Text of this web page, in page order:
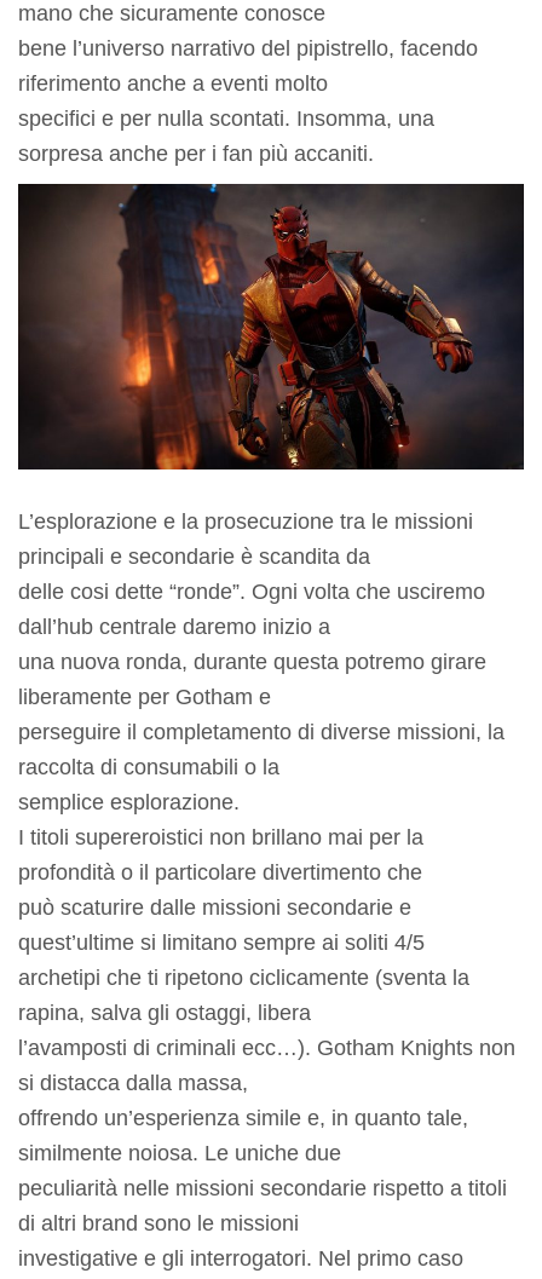
mano che sicuramente conosce
bene l’universo narrativo del pipistrello, facendo
riferimento anche a eventi molto
specifici e per nulla scontati. Insomma, una
sorpresa anche per i fan più accaniti.
L’esplorazione e la prosecuzione tra le missioni
principali e secondarie è scandita da
delle cosi dette “ronde”. Ogni volta che usciremo
dall’hub centrale daremo inizio a
una nuova ronda, durante questa potremo girare
liberamente per Gotham e
perseguire il completamento di diverse missioni, la
raccolta di consumabili o la
semplice esplorazione.
I titoli supereroistici non brillano mai per la
profondità o il particolare divertimento che
può scaturire dalle missioni secondarie e
quest’ultime si limitano sempre ai soliti 4/5
archetipi che ti ripetono ciclicamente (sventa la
rapina, salva gli ostaggi, libera
l’avamposti di criminali ecc…). Gotham Knights non
si distacca dalla massa,
offrendo un’esperienza simile e, in quanto tale,
similmente noiosa. Le uniche due
peculiarità nelle missioni secondarie rispetto a titoli
di altri brand sono le missioni
investigative e gli interrogatori. Nel primo caso